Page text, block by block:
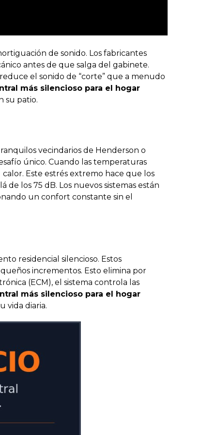
de sonido. Los fabricantes
antes de que salga del gabinete.
el sonido de “corte” que a menudo
más silencioso para el hogar
su patio.
vecindarios de Henderson o
único. Cuando las temperaturas
calor. Este estrés extremo hace que los
los 75 dB. Los nuevos sistemas están
un confort constante sin el
residencial silencioso. Estos
incrementos. Esto elimina por
(ECM), el sistema controla las
más silencioso para el hogar
vida diaria.